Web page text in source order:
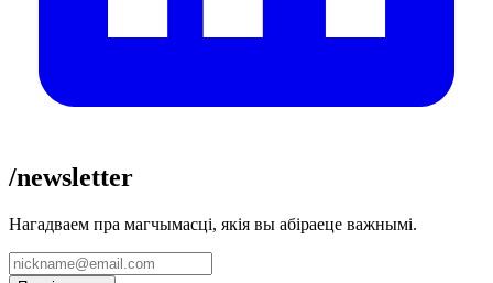
/newsletter
Нагадваем пра магчымасці, якія вы абіраеце важнымі.